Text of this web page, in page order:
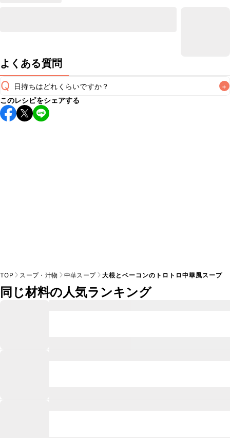
よくある質問
Q 日持ちはどれくらいですか？ +
保存期間は冷蔵で翌日中が目安です。なるべくお早めにお召
し上がりください。
このレシピをシェアする
TOP スープ・汁物 中華スープ 大根とベーコンのトロトロ中華風スープ
同じ材料の人気ランキング